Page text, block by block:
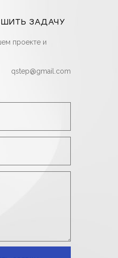
ЗАДАЧУ
проекте и
qstep@gmail.com